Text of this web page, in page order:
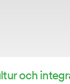
och